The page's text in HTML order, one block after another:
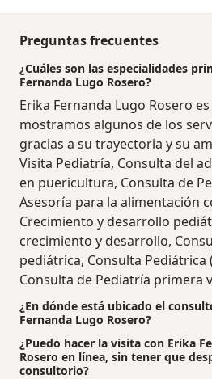
Preguntas frecuentes
¿Cuáles son las especialidades
Fernanda Lugo Rosero?
Erika Fernanda Lugo Rosero
mostramos algunos de los
gracias a su trayectoria y su
Visita Pediatría, Consulta del
en puericultura, Consulta de
Asesoría para la alimentación
Crecimiento y desarrollo
crecimiento y desarrollo,
pediátrica, Consulta Pediátrica
Consulta de Pediatría primera
¿En dónde está ubicado el
Fernanda Lugo Rosero?
¿Puedo hacer la visita con Erika
Rosero en línea, sin tener que
consultorio?